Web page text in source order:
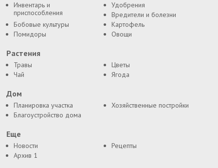
Инвентарь и
приспособления
Удобрения
Вредители и болезни
Бобовые культуры
Картофель
Помидоры
Овощи
Растения
Травы
Цветы
Чай
Ягода
Дом
Планировка участка
Хозяйственные постройки
Благоустройство дома
Еще
Новости
Рецепты
Архив 1